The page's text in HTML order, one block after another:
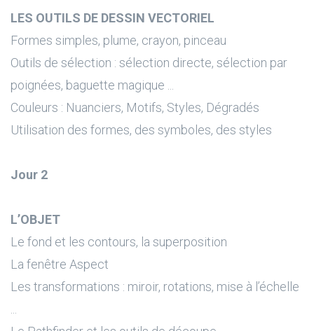
LES OUTILS DE DESSIN VECTORIEL
Formes simples, plume, crayon, pinceau
Outils de sélection : sélection directe, sélection par
poignées, baguette magique ...
Couleurs : Nuanciers, Motifs, Styles, Dégradés
Utilisation des formes, des symboles, des styles
Jour 2
L’OBJET
Le fond et les contours, la superposition
La fenêtre Aspect
Les transformations : miroir, rotations, mise à l’échelle